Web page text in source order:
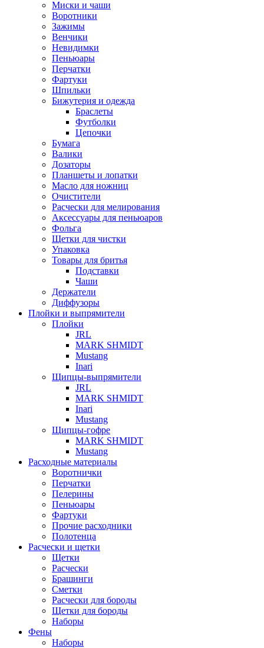
Миски и чаши
Воротники
Зажимы
Венчики
Невидимки
Пеньюары
Перчатки
Фартуки
Шпильки
Бижутерия и одежда
Браслеты
Футболки
Цепочки
Бумага
Валики
Дозаторы
Планшеты и лопатки
Масло для ножниц
Очистители
Расчески для мелирования
Аксессуары для пеньюаров
Фольга
Щетки для чистки
Упаковка
Товары для бритья
Подставки
Чаши
Держатели
Диффузоры
Плойки и выпрямители
Плойки
JRL
MARK SHMIDT
Mustang
Inari
Щипцы-выпрямители
JRL
MARK SHMIDT
Inari
Mustang
Щипцы-гофре
MARK SHMIDT
Mustang
Расходные материалы
Воротнички
Перчатки
Пелерины
Пеньюары
Фартуки
Прочие расходники
Полотенца
Расчески и щетки
Щетки
Расчески
Брашинги
Сметки
Расчески для бороды
Щетки для бороды
Наборы
Фены
Наборы